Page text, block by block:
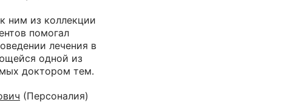
ним из коллекции
помогал
лечения в
одной из
доктором тем.
(Персоналия)